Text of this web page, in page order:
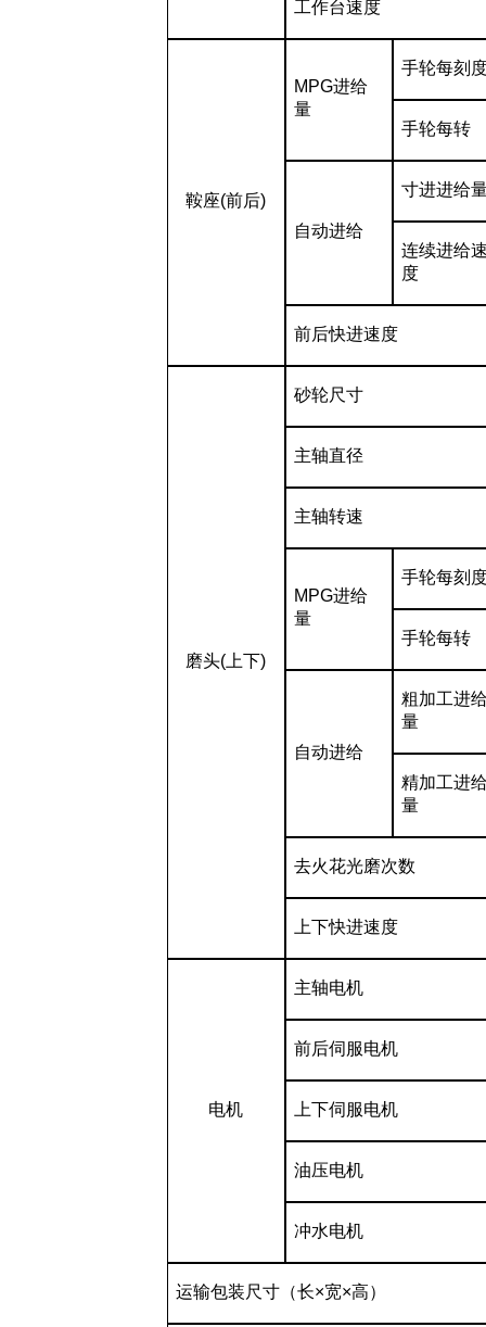
工作台速度
鞍座(前后)
MPG进给
量
手轮每刻
手轮每转
自动进给
寸进进给
连续进给
度
前后快进速度
磨头(上下)
砂轮尺寸
主轴直径
主轴转速
MPG进给
量
手轮每刻
手轮每转
自动进给
粗加工进
量
精加工进
量
去火花光磨次数
上下快进速度
电机
主轴电机
前后伺服电机
上下伺服电机
油压电机
冲水电机
运输包装尺寸（长×宽×高）